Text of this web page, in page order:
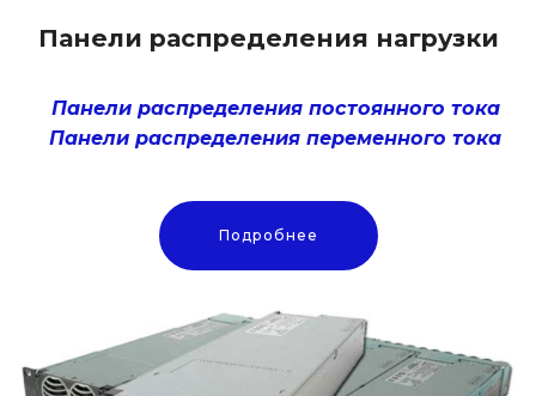
Панели распределения нагрузки
Панели распределения постоянного тока
Панели распределения переменного тока
Подробнее